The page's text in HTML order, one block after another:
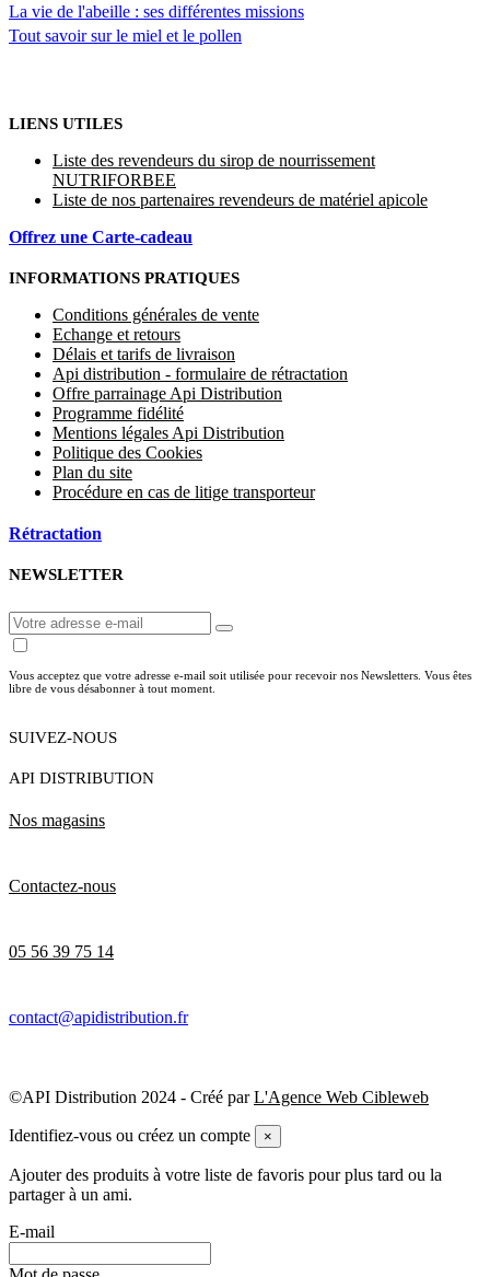
La vie de l'abeille : ses différentes missions
Tout savoir sur le miel et le pollen
LIENS UTILES
Liste des revendeurs du sirop de nourrissement
NUTRIFORBEE
Liste de nos partenaires revendeurs de matériel apicole
Offrez une Carte-cadeau
INFORMATIONS PRATIQUES
Conditions générales de vente
Echange et retours
Délais et tarifs de livraison
Api distribution - formulaire de rétractation
Offre parrainage Api Distribution
Programme fidélité
Mentions légales Api Distribution
Politique des Cookies
Plan du site
Procédure en cas de litige transporteur
Rétractation
NEWSLETTER
Vous acceptez que votre adresse e-mail soit utilisée pour recevoir nos Newsletters. Vous êtes
libre de vous désabonner à tout moment.
SUIVEZ-NOUS
API DISTRIBUTION
Nos magasins
Contactez-nous
05 56 39 75 14
contact@apidistribution.fr
©API Distribution 2024 - Créé parL'Agence Web Cibleweb
Identifiez-vous ou créez un compte ×
Ajouter des produits à votre liste de favoris pour plus tard ou la
partager à un ami.
E-mail